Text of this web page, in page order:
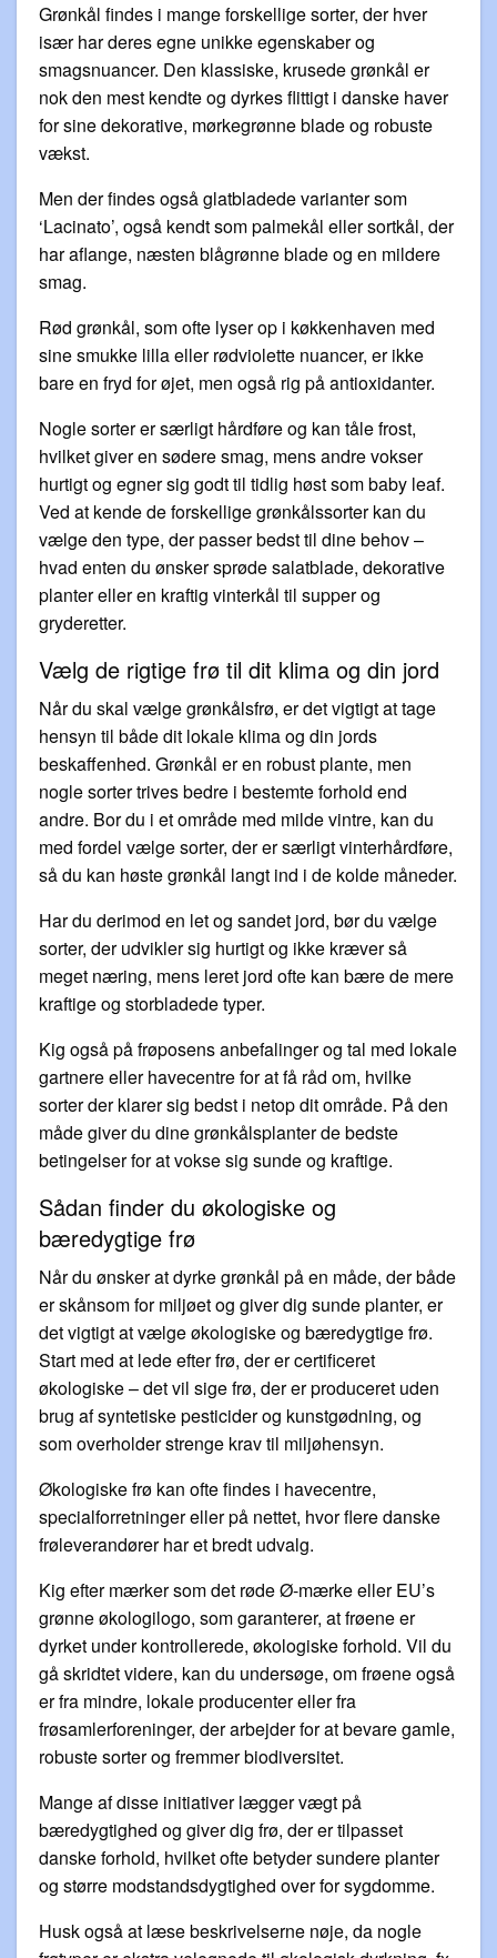
Grønkål findes i mange forskellige sorter, der hver
især har deres egne unikke egenskaber og
smagsnuancer. Den klassiske, krusede grønkål er
nok den mest kendte og dyrkes flittigt i danske haver
for sine dekorative, mørkegrønne blade og robuste
vækst.
Men der findes også glatbladede varianter som
‘Lacinato’, også kendt som palmekål eller sortkål, der
har aflange, næsten blågrønne blade og en mildere
smag.
Rød grønkål, som ofte lyser op i køkkenhaven med
sine smukke lilla eller rødviolette nuancer, er ikke
bare en fryd for øjet, men også rig på antioxidanter.
Nogle sorter er særligt hårdføre og kan tåle frost,
hvilket giver en sødere smag, mens andre vokser
hurtigt og egner sig godt til tidlig høst som baby leaf.
Ved at kende de forskellige grønkålssorter kan du
vælge den type, der passer bedst til dine behov –
hvad enten du ønsker sprøde salatblade, dekorative
planter eller en kraftig vinterkål til supper og
gryderetter.
Vælg de rigtige frø til dit klima og din jord
Når du skal vælge grønkålsfrø, er det vigtigt at tage
hensyn til både dit lokale klima og din jords
beskaffenhed. Grønkål er en robust plante, men
nogle sorter trives bedre i bestemte forhold end
andre. Bor du i et område med milde vintre, kan du
med fordel vælge sorter, der er særligt vinterhårdføre,
så du kan høste grønkål langt ind i de kolde måneder.
Har du derimod en let og sandet jord, bør du vælge
sorter, der udvikler sig hurtigt og ikke kræver så
meget næring, mens leret jord ofte kan bære de mere
kraftige og storbladede typer.
Kig også på frøposens anbefalinger og tal med lokale
gartnere eller havecentre for at få råd om, hvilke
sorter der klarer sig bedst i netop dit område. På den
måde giver du dine grønkålsplanter de bedste
betingelser for at vokse sig sunde og kraftige.
Sådan finder du økologiske og
bæredygtige frø
Når du ønsker at dyrke grønkål på en måde, der både
er skånsom for miljøet og giver dig sunde planter, er
det vigtigt at vælge økologiske og bæredygtige frø.
Start med at lede efter frø, der er certificeret
økologiske – det vil sige frø, der er produceret uden
brug af syntetiske pesticider og kunstgødning, og
som overholder strenge krav til miljøhensyn.
Økologiske frø kan ofte findes i havecentre,
specialforretninger eller på nettet, hvor flere danske
frøleverandører har et bredt udvalg.
Kig efter mærker som det røde Ø-mærke eller EU’s
grønne økologilogo, som garanterer, at frøene er
dyrket under kontrollerede, økologiske forhold. Vil du
gå skridtet videre, kan du undersøge, om frøene også
er fra mindre, lokale producenter eller fra
frøsamlerforeninger, der arbejder for at bevare gamle,
robuste sorter og fremmer biodiversitet.
Mange af disse initiativer lægger vægt på
bæredygtighed og giver dig frø, der er tilpasset
danske forhold, hvilket ofte betyder sundere planter
og større modstandsdygtighed over for sygdomme.
Husk også at læse beskrivelserne nøje, da nogle